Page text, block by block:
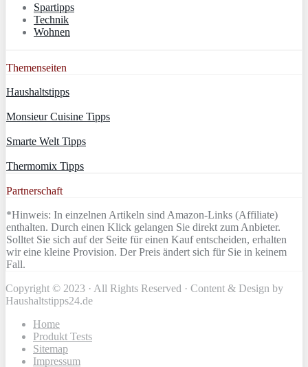
Spartipps
Technik
Wohnen
Themenseiten
Haushaltstipps
Monsieur Cuisine Tipps
Smarte Welt Tipps
Thermomix Tipps
Partnerschaft
*Hinweis: In einzelnen Artikeln sind Amazon-Links (Affiliate)
enthalten. Durch einen Klick gelangen Sie direkt zum Anbieter.
Solltet Sie sich auf der Seite für einen Kauf entscheiden, erhalten
wir eine kleine Provision. Der Preis ändert sich für Sie in keinem
Fall.
Copyright © 2023 · All Rights Reserved · Content & Design by
Haushaltstipps24.de
Home
Produkt Tests
Sitemap
Impressum